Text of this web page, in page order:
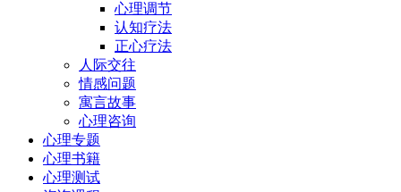
心理调节
认知疗法
正心疗法
人际交往
情感问题
寓言故事
心理咨询
心理专题
心理书籍
心理测试